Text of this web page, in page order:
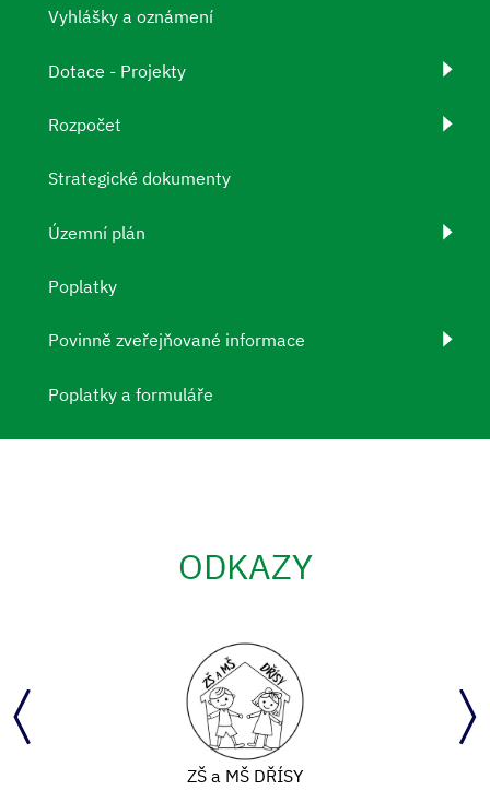
Vyhlášky a oznámení
Dotace - Projekty
Rozpočet
Strategické dokumenty
Územní plán
Poplatky
Povinně zveřejňované informace
Poplatky a formuláře
ODKAZY
ZŠ a MŠ DŘÍSY